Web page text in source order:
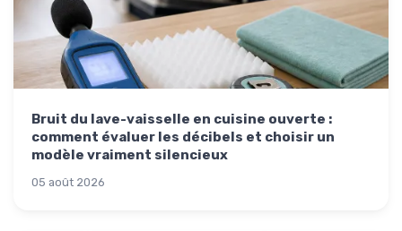
Bruit du lave-vaisselle en cuisine ouverte :
comment évaluer les décibels et choisir un
modèle vraiment silencieux
05 août 2026